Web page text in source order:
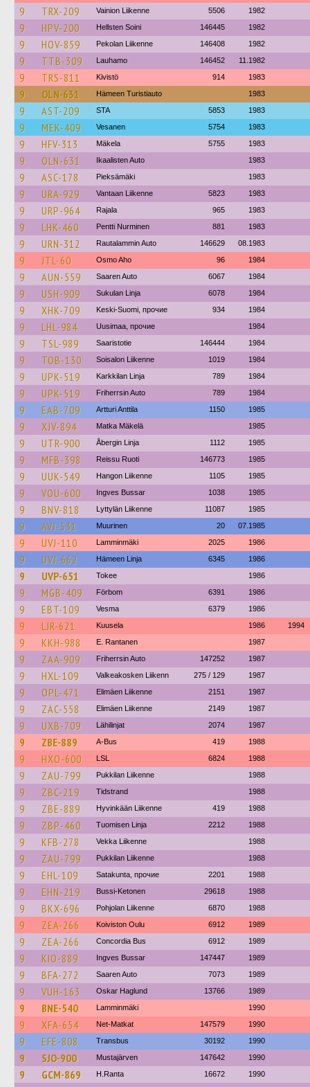
9 TRX-209 Vainion Liikenne 5506 1982
9 HPV-200 Hellsten Soini 146445 1982
9 HOV-859 Pekolan Liikenne 146408 1982
9 TTB-309 Lauhamo 146452 11.1982
9 TRS-811 Kivistö 914 1983
9 OLN-631 Hämeen Turistiauto 1983
9 AST-209 STA 5853 1983
9 MEK-409 Vesanen 5754 1983
9 HFV-313 Mäkela 5755 1983
9 OLN-631 Ikaalisten Auto 1983
9 ASC-178 Pieksämäki 1983
9 URA-929 Vantaan Liikenne 5823 1983
9 URP-964 Rajala 965 1983
9 LHK-460 Pentti Nurminen 881 1983
9 URN-312 Rautalammin Auto 146629 08.1983
9 JTL-60 Osmo Aho 96 1984
9 AUN-559 Saaren Auto 6067 1984
9 USH-909 Sukulan Linja 6078 1984
9 XHK-709 Keski-Suomi, прочие 934 1984
9 LHL-984 Uusimaa, прочие 1984
9 TSL-989 Saaristotie 146444 1984
9 TOB-130 Soisalon Liikenne 1019 1984
9 UPK-519 Karkkilan Linja 789 1984
9 UPK-519 Friherrsin Auto 789 1984
9 EAB-709 Artturi Anttila 1150 1985
9 XJV-894 Matka Mäkelä 1985
9 UTR-900 Åbergin Linja 1112 1985
9 MFB-398 Reissu Ruoti 146773 1985
9 UUK-549 Hangon Liikenne 1105 1985
9 VOU-600 Ingves Bussar 1038 1985
9 BNV-818 Lyttylän Liikenne 11087 1985
9 AVJ-531 Muurinen 20 07.1985
9 UVJ-110 Lamminmäki 2025 1986
9 UVJ-662 Hämeen Linja 6345 1986
9 UVP-651 Tokee 1986
9 MGB-409 Förbom 6391 1986
9 EBT-109 Vesma 6379 1986
9 LJR-621 Kuusela 1986 1994
9 KKH-988 E. Rantanen 1987
9 ZAA-909 Friherrsin Auto 147252 1987
9 HXL-109 Valkeakosken Liikenn 275 / 129 1987
9 OPL-471 Elimäen Liikenne 2151 1987
9 ZAC-558 Elimäen Liikenne 2149 1987
9 UXB-709 Lähilinjat 2074 1987
9 ZBE-889 A-Bus 419 1988
9 HXO-600 LSL 6824 1988
9 ZAU-799 Pukkilan Liikenne 1988
9 ZBC-219 Tidstrand 1988
9 ZBE-889 Hyvinkään Liikenne 419 1988
9 ZBP-460 Tuomisen Linja 2212 1988
9 KFB-278 Vekka Liikenne 1988
9 ZAU-799 Pukkilan Liikenne 1988
9 EHL-109 Satakunta, прочие 2201 1988
9 EHN-219 Bussi-Ketonen 29618 1988
9 BKX-696 Pohjolan Liikenne 6870 1988
9 ZEA-266 Koiviston Oulu 6912 1989
9 ZEA-266 Concordia Bus 6912 1989
9 KIO-889 Ingves Bussar 147447 1989
9 BFA-272 Saaren Auto 7073 1989
9 VUH-163 Oskar Haglund 13766 1989
9 BNE-540 Lamminmäki 1990
9 XFA-654 Net-Matkat 147579 1990
9 EFE-808 Transbus 30192 1990
9 SJO-900 Mustajärven 147642 1990
9 GCM-869 H.Ranta 16672 1990